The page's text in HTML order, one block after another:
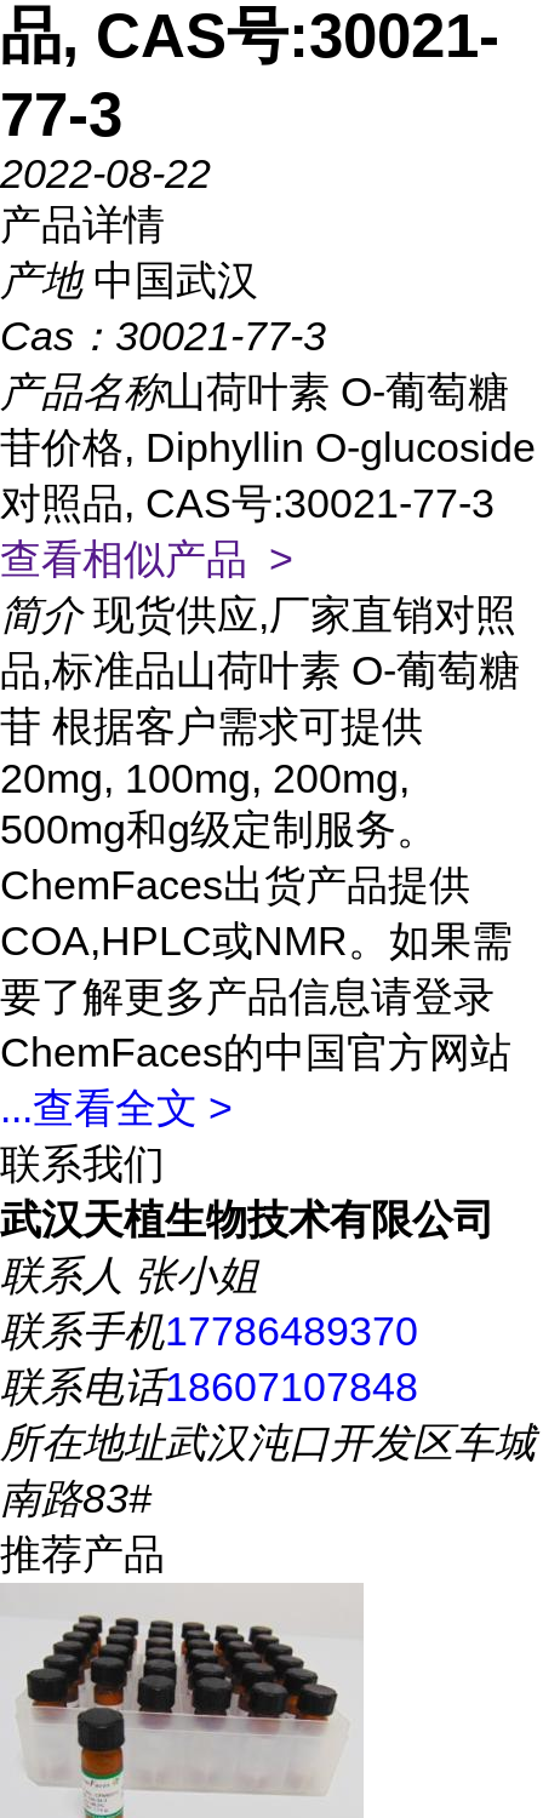
品, CAS号:30021-
77-3
2022-08-22
产品详情
产地 中国武汉
Cas： 30021-77-3
产品名称山荷叶素 O-葡萄糖
苷价格, Diphyllin O-glucoside
对照品, CAS号:30021-77-3
查看相似产品 >
简介 现货供应,厂家直销对照
品,标准品山荷叶素 O-葡萄糖
苷 根据客户需求可提供
20mg, 100mg, 200mg,
500mg和g级定制服务。
ChemFaces出货产品提供
COA,HPLC或NMR。如果需
要了解更多产品信息请登录
ChemFaces的中国官方网站
...查看全文 >
联系我们
武汉天植生物技术有限公司
联系人 张小姐
联系手机17786489370
联系电话18607107848
所在地址武汉沌口开发区车城
南路83#
推荐产品